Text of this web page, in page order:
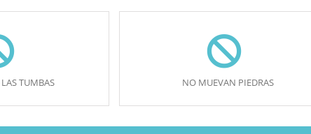
TUMBAS NO MUEVAN PIEDRAS